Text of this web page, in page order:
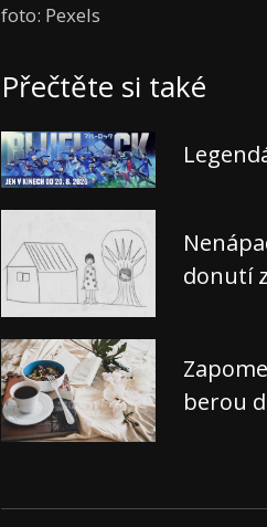
foto: Pexels
Přečtěte si také
donutí
berou